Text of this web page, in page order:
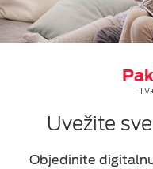
Uvežite
Objedinite